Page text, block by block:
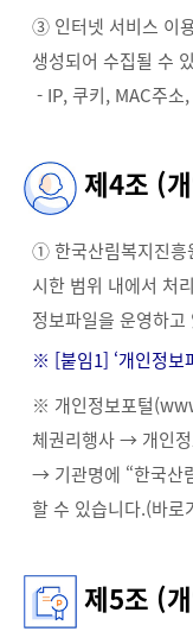
③ 인터넷 서비스 이
생성되어 수집될 수
- IP, 쿠키, MAC주소
제4조 (
① 한국산림복지진흥
시한 범위 내에서 처
정보파일을 운영하고
※ [붙임1] ‘개인정보
※ 개인정보포털
체권리행사 → 개인
→ 기관명에 “한국산
할 수 있습니다.(바로
제5조 (